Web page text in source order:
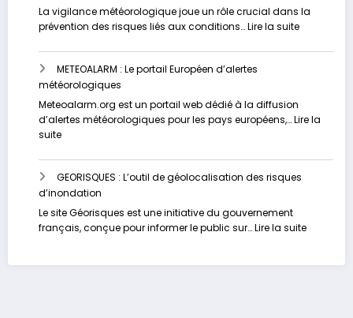
risque
d’inondation
temps
réel
La vigilance météorologique joue un rôle crucial dans la
prévention des risques liés aux conditions…Lire la suite:
FRANCE
dédié
vigilance
face
METEOALARM : Le portail Européen d’alertes
météorologiques
Meteoalarm.org est un portail web dédié à la diffusion
d’alertes météorologiques pour les pays européens,…Lire la
suite:
:
Le
portail
Européen
d’alertes
GEORISQUES : L’outil de géolocalisation des risques
d’inondation
Le site Géorisques est une initiative du gouvernement
français, conçue pour informer le public sur…Lire la suite: